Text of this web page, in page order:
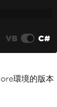
VB C#
環境的版本